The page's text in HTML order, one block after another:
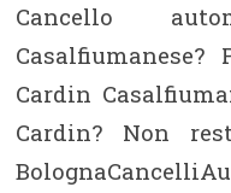
Cancello
Cardin
Cardin? Non